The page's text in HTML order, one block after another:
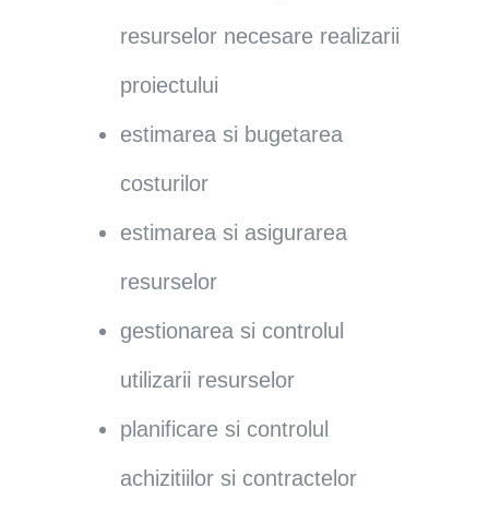
resurselor necesare realizarii
proiectului
estimarea si bugetarea
costurilor
estimarea si asigurarea
resurselor
gestionarea si controlul
utilizarii resurselor
planificare si controlul
achizitiilor si contractelor